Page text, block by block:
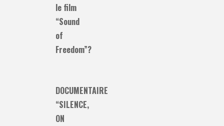
le film
“Sound
of
Freedom”?
DOCUMENTAIRE
“SILENCE,
ON